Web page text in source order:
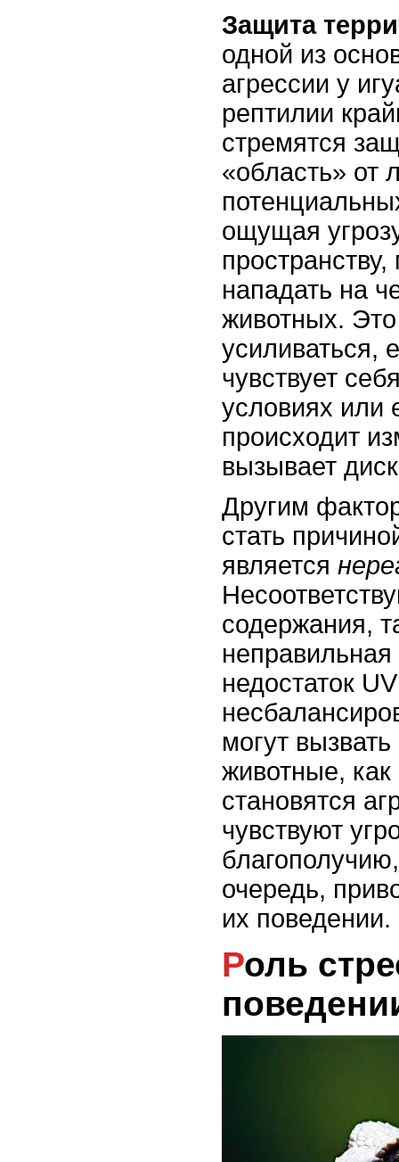
Защита
одной из
агрессии у
рептилии
стремятся
«область» от
ощущая
пространству,
нападать на
животных.
усиливаться,
чувствует
условиях или
происходит
вызывает
Другим
стать
является
содержания,
недостаток
могут
животные, как
становятся
чувствуют
очередь,
их поведении.
Роль стресса в